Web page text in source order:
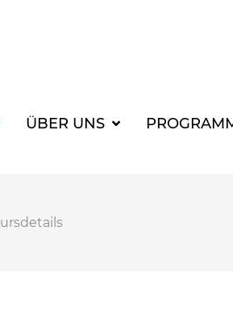
ÜBER UNS